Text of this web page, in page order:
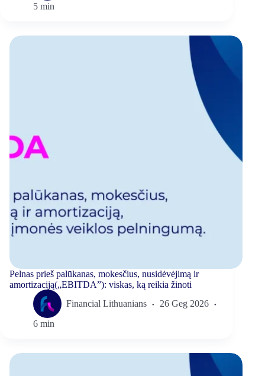
5 min
Pelnas prieš palūkanas, mokesčius, nusidėvėjimą ir
amortizaciją(„EBITDA”): viskas, ką reikia žinoti
Financial Lithuanians
26 Geg 2026
6 min